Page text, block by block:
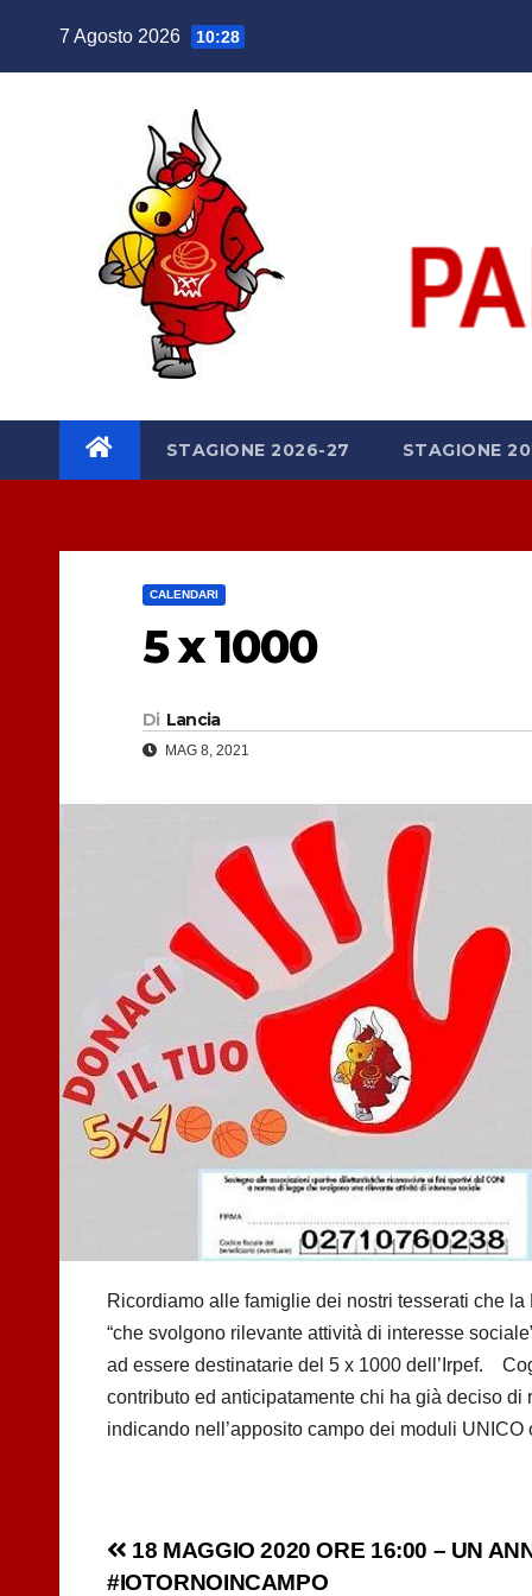
7 Agosto 2026 10:28
STAGIONE 2026-27 STAGIONE
CALENDARI
5 x 1000
Di Lancia
MAG 8, 2021
Ricordiamo alle famiglie dei nostri tesserati che
“che svolgono rilevante attività di interesse
ad essere destinatarie del 5 x 1000 dell’Irpef.
contributo ed anticipatamente chi ha già deciso
indicando nell’apposito campo dei moduli
Navigazione
18 MAGGIO 2020 ORE 16:00 – UN
#IOTORNOINCAMPO